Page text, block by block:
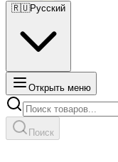
🇷🇺Русский
Открыть меню
Поиск